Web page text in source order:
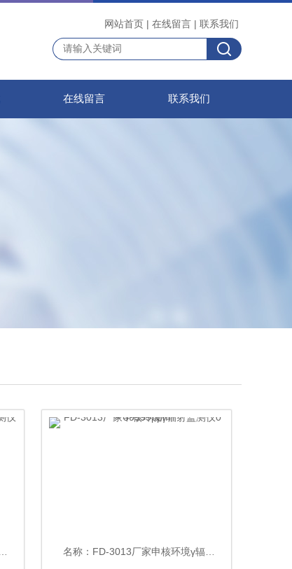
网站首页 | 在线留言 | 联系我们
在线留言 联系我们
名称： FD-3013厂家申核环境γ辐射监测仪0～39999ppm